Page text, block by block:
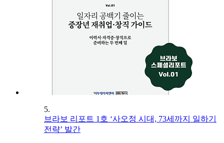
5.
브라보 리포트 1호 ‘사오정 시대, 73세까지 일하기
전략’ 발간